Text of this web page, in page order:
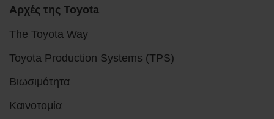
Αρχές της Toyota
The Toyota Way
Toyota Production Systems (TPS)
Βιωσιμότητα
Καινοτομία